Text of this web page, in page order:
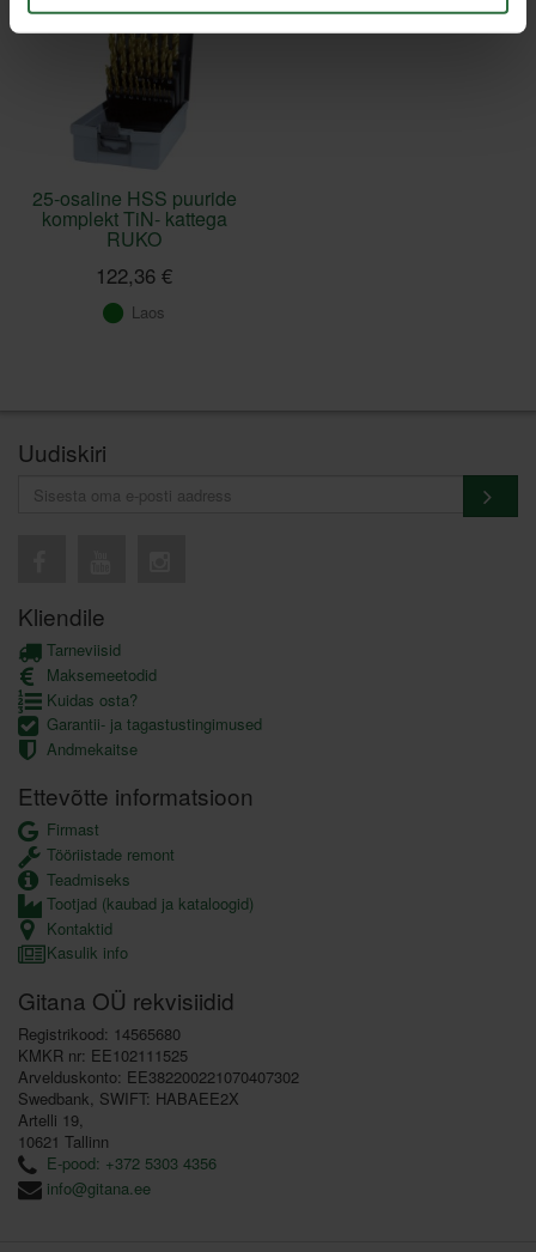
25-osaline HSS puuride
komplekt TiN- kattega
RUKO
122,36 €
Laos
Uudiskiri
Kliendile
Tarneviisid
Maksemeetodid
Kuidas osta?
Garantii- ja tagastustingimused
Andmekaitse
Ettevõtte informatsioon
Firmast
Tööriistade remont
Teadmiseks
Tootjad (kaubad ja kataloogid)
Kontaktid
Kasulik info
Gitana OÜ rekvisiidid
Registrikood: 14565680
KMKR nr: EE102111525
Arvelduskonto: EE382200221070407302
Swedbank, SWIFT: HABAEE2X
Artelli 19,
10621 Tallinn
E-pood: +372 5303 4356
info@gitana.ee